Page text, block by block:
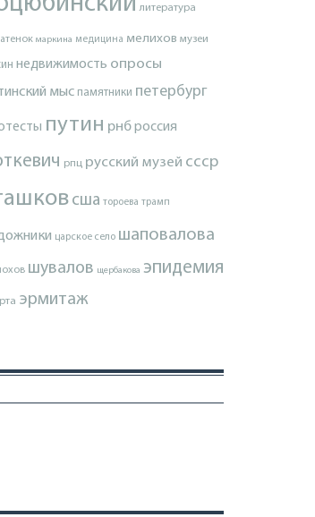
литература
маркина медицина мелихов музеи
недвижимость опросы
мыс памятники петербург
путин рнброссия
рпц русский музей ссср
сша тороева трамп
царское село шаповалова
шувалов щербакова эпидемия
эрмитаж